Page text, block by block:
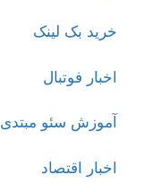
خرید بک لینک
اخبار فوتبال
آموزش سئو مبتدی
اخبار اقتصاد